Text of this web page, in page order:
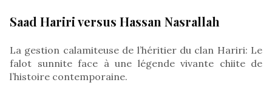
Saad Hariri versus Hassan Nasrallah
La gestion calamiteuse de l’héritier du clan Hariri: Le
falot sunnite face à une légende vivante chiite de
l’histoire contemporaine.